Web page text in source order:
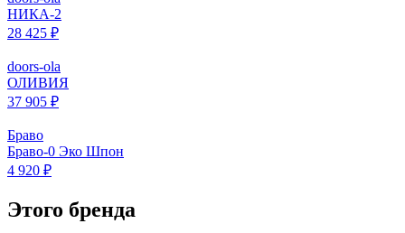
НИКА-2
28 425 ₽
doors-ola
ОЛИВИЯ
37 905 ₽
Браво
Браво-0 Эко Шпон
4 920 ₽
Этого бренда